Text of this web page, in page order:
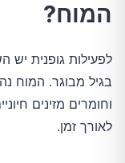
המוח?
לפעילות גופנית יש
בגיל מבוגר. המוח
וחומרים מזינים
לאורך זמן.